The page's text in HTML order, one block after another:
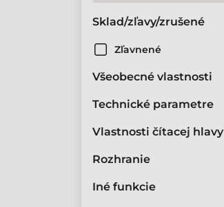
Sklad/zľavy/zrušené
Zľavnené
Všeobecné vlastnosti
Technické parametre
Vlastnosti čítacej hlavy
Rozhranie
Iné funkcie